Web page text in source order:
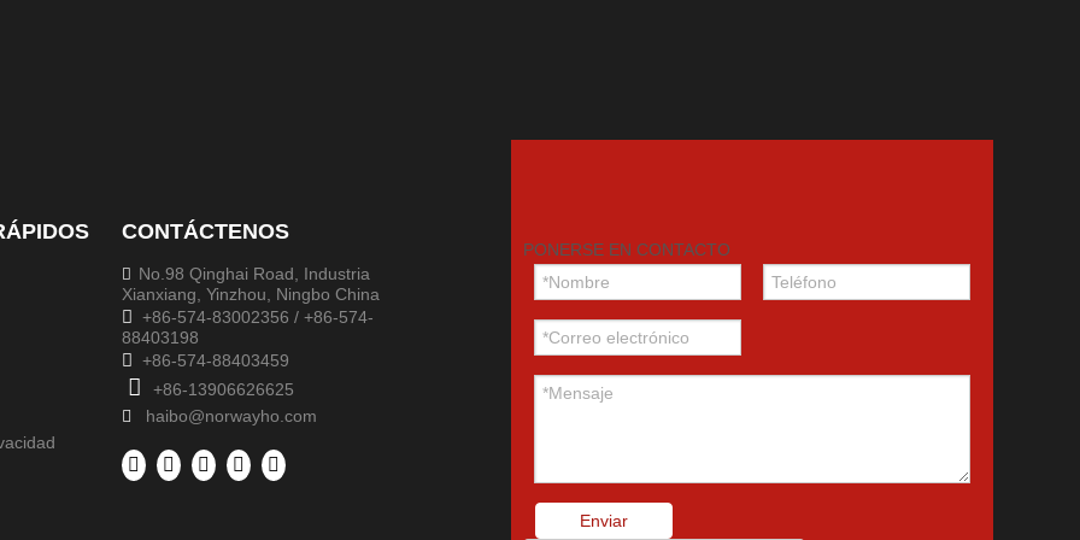
CONTÁCTENOS
 No.98 Qinghai Road, Industria
Xianxiang, Yinzhou, Ningbo China
 +86-574-83002356 / +86-574-
88403198
 +86-574-88403459
 +86-13906626625
 haibo@norwayho.com
PONERSE EN CONTACTO
Enviar